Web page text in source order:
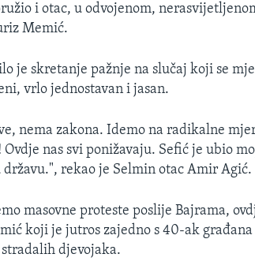
i otac, u odvojenom,
Memić.
je skretanje pažnje na slučaj koji se
vrlo jednostavan i jasan.
nema zakona. Idemo na radikalne
Ovdje nas svi ponižavaju. Sefić je ubio
rekao je Selmin otac Amir Agić.
masovne proteste poslije Bajrama,
koji je jutros zajedno s 40-ak
djevojaka.